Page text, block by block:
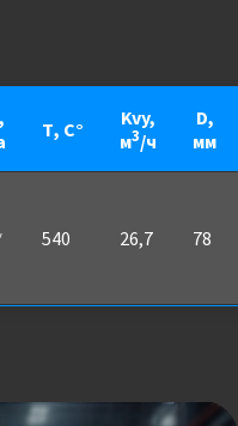
Т, С°
Kvy,
м3/ч
D,
мм
540 26,7 78